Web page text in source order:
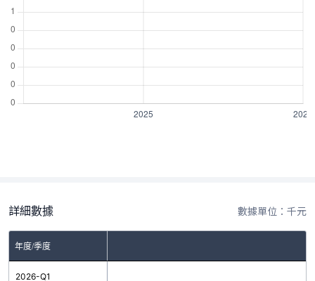
詳細數據 數據單位：千元
年度/季度
2026-Q1